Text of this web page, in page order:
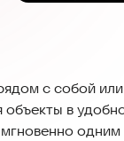
с собой
в
одним